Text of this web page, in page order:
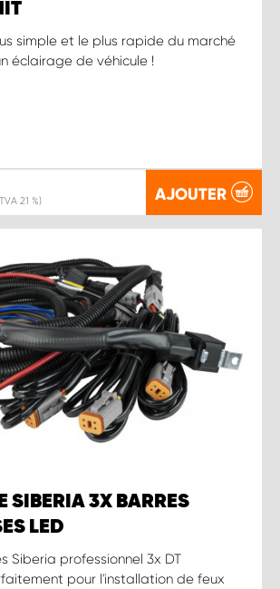
simple et le plus rapide du marché
éclairage de véhicule !
21 %) AJOUTER
SIBERIA 3X BARRES
LED
Siberia professionnel 3x DT
pour l'installation de feux